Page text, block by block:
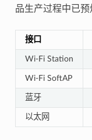
品生产过程中已预
接口
Wi-Fi Station
Wi-Fi SoftAP
蓝牙
以太网